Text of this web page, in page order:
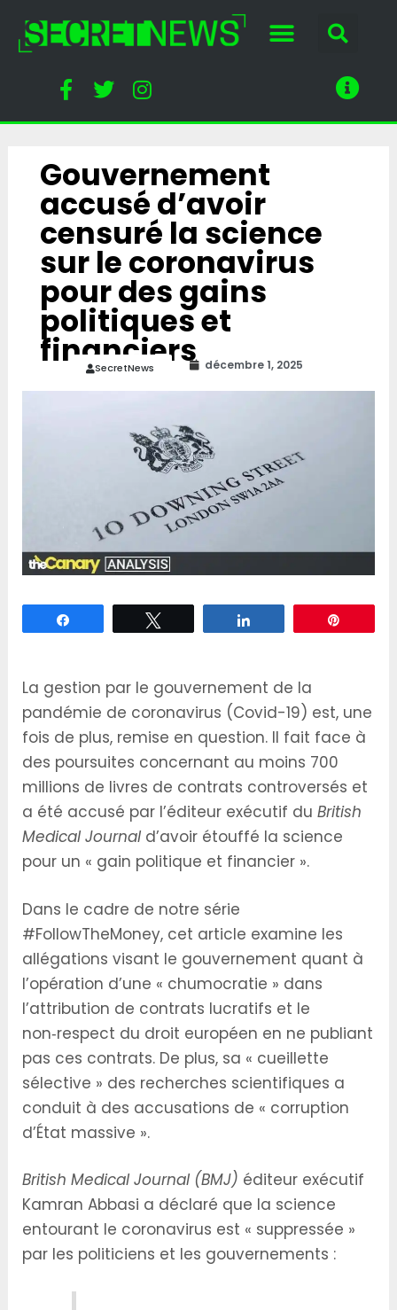
Gouvernement
accusé d’avoir
censuré la science
sur le coronavirus
pour des gains
politiques et
financiers
SecretNews décembre 1, 2025
La gestion par le gouvernement de la
pandémie de coronavirus (Covid-19) est, une
fois de plus, remise en question. Il fait face à
des poursuites concernant au moins 700
millions de livres de contrats controversés et
a été accusé par l’éditeur exécutif duBritish
Medical Journal d’avoir étouffé la science
pour un « gain politique et financier ».
Dans le cadre de notre série
#FollowTheMoney, cet article examine les
allégations visant le gouvernement quant à
l’opération d’une « chumocratie » dans
l’attribution de contrats lucratifs et le
non‑respect du droit européen en ne publiant
pas ces contrats. De plus, sa « cueillette
sélective » des recherches scientifiques a
conduit à des accusations de « corruption
d’État massive ».
British Medical Journal (BMJ) éditeur exécutif
Kamran Abbasi a déclaré que la science
entourant le coronavirus est « suppressée »
par les politiciens et les gouvernements :